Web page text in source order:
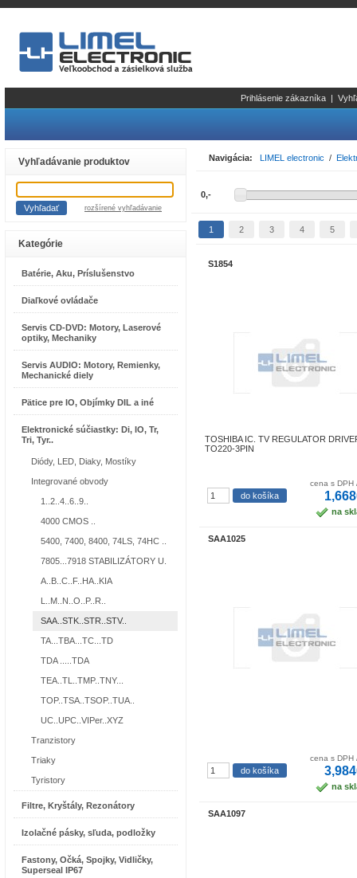
Prihlásenie zákazníka |
Vyhľadávanie produktov
rozšírené vyhľadávanie
Kategórie
Batérie, Aku, Príslušenstvo
Diaľkové ovládače
Servis CD-DVD: Motory, Laserové
optiky, Mechaniky
Servis AUDIO: Motory, Remienky,
Mechanické diely
Pätice pre IO, Objímky DIL a iné
Elektronické súčiastky: Di, IO, Tr,
Tri, Tyr..
Diódy, LED, Diaky, Mostíky
Integrované obvody
1..2..4..6..9..
4000 CMOS ..
5400, 7400, 8400, 74LS, 74HC ..
7805...7918 STABILIZÁTORY U.
A..B..C..F..HA..KIA
L..M..N..O..P..R..
SAA..STK..STR..STV..
TA...TBA...TC...TD
TDA .....TDA
TEA..TL..TMP..TNY...
TOP..TSA..TSOP..TUA..
UC..UPC..VIPer..XYZ
Tranzistory
Triaky
Tyristory
Filtre, Kryštály, Rezonátory
Izolačné pásky, sľuda, podložky
Fastony, Očká, Spojky, Vidličky,
Superseal IP67
Navigácia: LIMEL electronic /
1 2 3 4 5
S1854
TOSHIBA IC. TV REGULATOR
TO220-3PIN
cena s DPH
na
SAA1025
cena s DPH
na
SAA1097